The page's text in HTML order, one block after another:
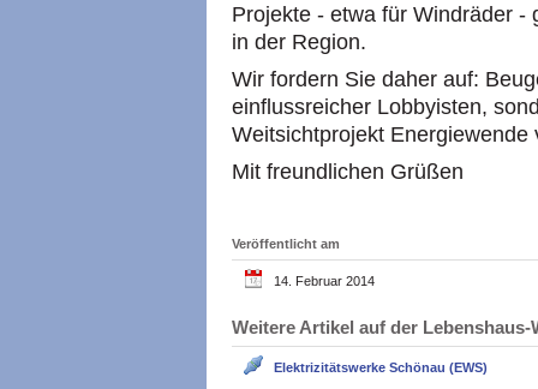
Projekte - etwa für Windräder -
in der Region.
Wir fordern Sie daher auf:
einflussreicher Lobbyisten,
Weitsichtprojekt Energiewende
Mit freundlichen Grüßen
Veröffentlicht am
14. Februar 2014
Weitere Artikel auf der
Elektrizitätswerke Schönau (EWS)